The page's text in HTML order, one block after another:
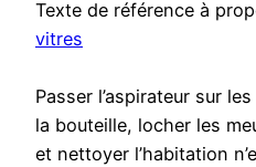
Texte de référence à
vitres
Passer l’aspirateur sur
la bouteille, locher les
et nettoyer l’habitation